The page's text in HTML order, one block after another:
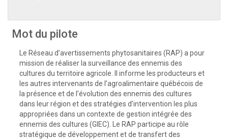
Mot du pilote
Le Réseau d’avertissements phytosanitaires (RAP) a pour
mission de réaliser la surveillance des ennemis des
cultures du territoire agricole. Il informe les producteurs et
les autres intervenants de l’agroalimentaire québécois de
la présence et de l’évolution des ennemis des cultures
dans leur région et des stratégies d’intervention les plus
appropriées dans un contexte de gestion intégrée des
ennemis des cultures (GIEC). Le RAP participe au rôle
stratégique de développement et de transfert des